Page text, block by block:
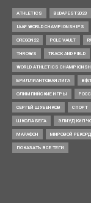
ATHLETICS BUDAPEST2023
IAAF WORLD CHAMPIONSHIPS
OREGON22 POLE VAULT
THROWS TRACK AND FIELD
WORLD ATHLETICS
БРИЛЛИАНТОВАЯ ЛИГА
ОЛИМПИЙСКИЕ ИГРЫ
СЕРГЕЙ ШУБЕНКОВ СПОРТ
ШКОЛА БЕГА ЭЛИУД
МАРАФОН МИРОВОЙ РЕКОРД
ПОКАЗАТЬ ВСЕ ТЕГИ